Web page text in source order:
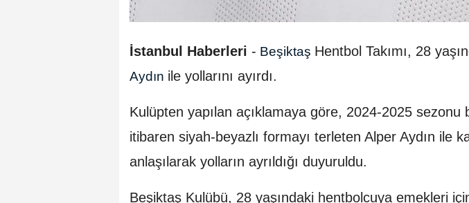
İstanbul Haberleri - Beşiktaş Hentbol Takımı, 28
Aydın ile yollarını ayırdı.
Kulüpten yapılan açıklamaya göre, 2024-2025 sezonu
itibaren siyah-beyazlı formayı terleten Alper Aydın ile
anlaşılarak yolların ayrıldığı duyuruldu.
Beşiktaş Kulübü, 28 yaşındaki hentbolcuya emekleri